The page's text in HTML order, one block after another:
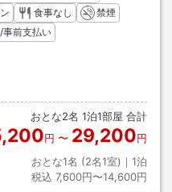
食事なし
禁煙
事前支払い
おとな2名 1泊1部屋 合計
円 〜 29,200円
おとな1名 (2名1室)｜ 1泊
税込 7,600円〜14,600円